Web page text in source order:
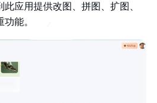
应用提供改图、拼图、扩图、
能。